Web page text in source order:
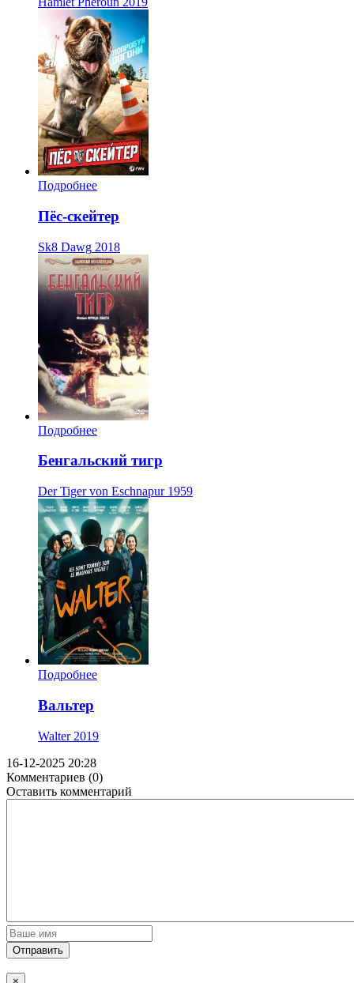
Подробнее
Пёс-скейтер
Sk8 Dawg 2018
Подробнее
Бенгальский тигр
Der Tiger von Eschnapur 1959
Подробнее
Вальтер
Walter 2019
16-12-2025 20:28
Комментариев (0)
Оставить комментарий
Отправить
×